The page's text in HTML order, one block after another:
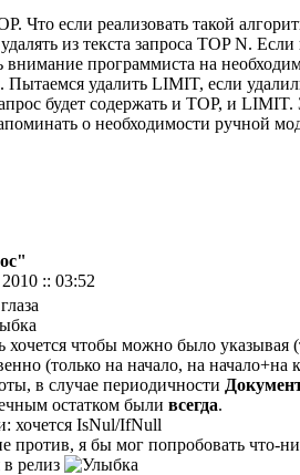
Что если реализовать такой
из текста запроса TOP N.
внимание программиста на
Пытаемся удалить LIMIT, если
будет содержать и TOP, и
о необходимости ручной
:: 03:52
чтобы можно было указывая
(только на начало, на начало+на
в случае периодичности
остатком были всегда.
хочется IsNul/IfNull
я бы мог попробовать что-
релиз